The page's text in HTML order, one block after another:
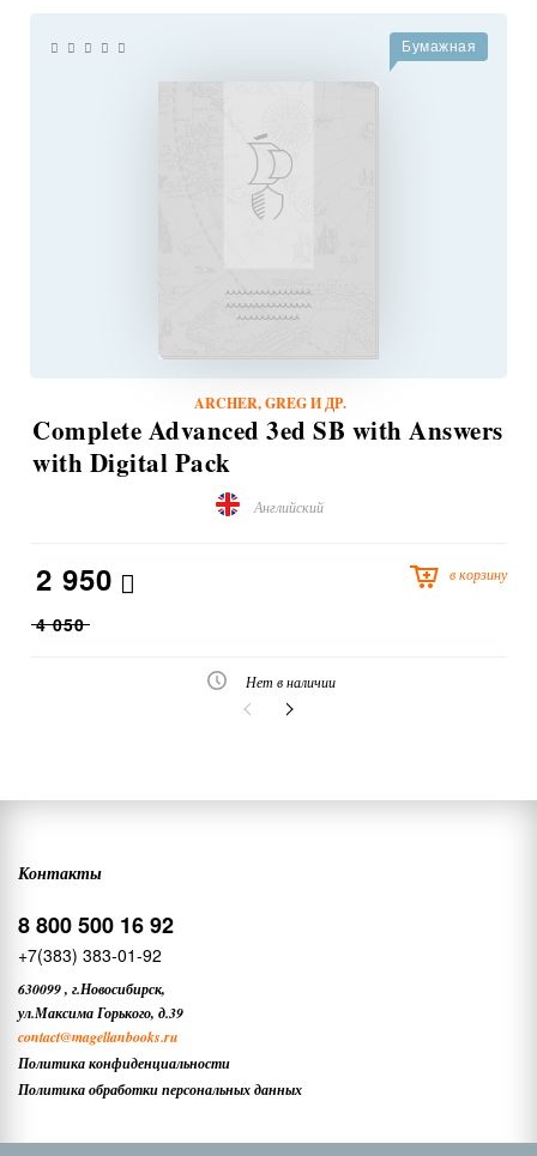
Бумажная
ARCHER, GREG И ДР.
Complete Advanced 3ed SB with Answers
with Digital Pack
Английский
2 950
4 050
в корзину
Нет в наличии
Контакты
8 800 500 16 92
+7(383) 383-01-92
630099, г.Новосибирск,
ул.Максима Горького, д.39
contact@magellanbooks.ru
Политика конфиденциальности
Политика обработки персональных данных